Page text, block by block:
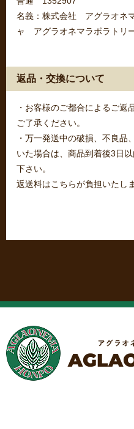
名義：株式会社 アグラオネ
ャ アグラオネマラボラトリ
返品・交換について
・お客様のご都合によるご返
ご了承ください。
・万一発送中の破損、不良品
いた場合は、商品到着後3日
下さい。
返送料はこちらが負担いたしま